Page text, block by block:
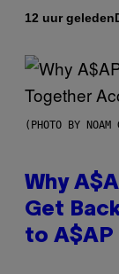
12 uur geleden
(PHOTO BY
Why
Get
to A$AP